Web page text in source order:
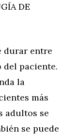
DE
durar entre
del paciente.
la
más
adultos se
se puede